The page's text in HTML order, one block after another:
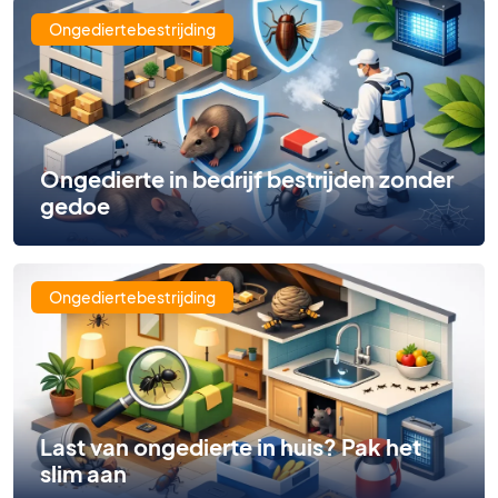
Ongediertebestrijding
Ongedierte in bedrijf bestrijden zonder
gedoe
Ongediertebestrijding
Last van ongedierte in huis? Pak het
slim aan